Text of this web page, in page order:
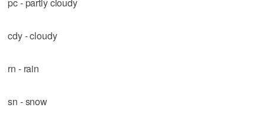
cdy - cloudy
rn - rain
sn - snow